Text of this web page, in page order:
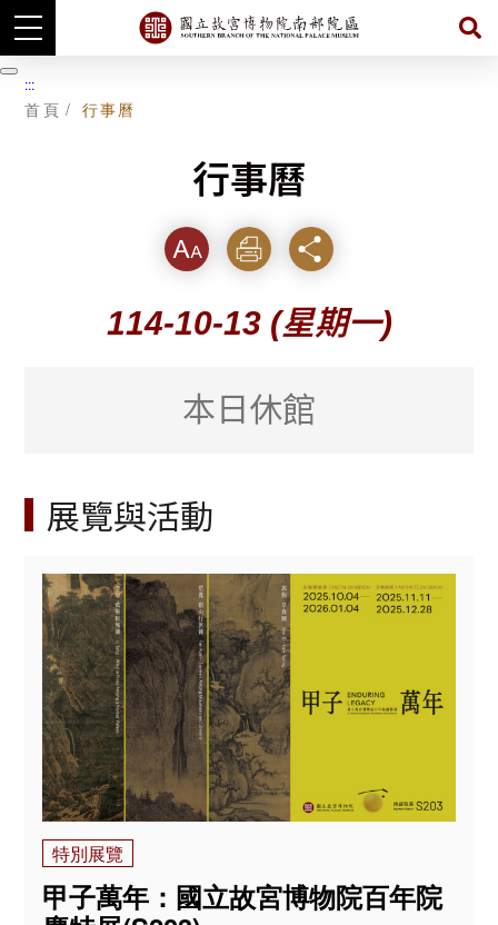
跳
到
暫
停
:::
首頁 行事曆
行事曆
字級 列印 分享
114-10-13 (星期一)
本日休館
展覽與活動
特別展覽
甲子萬年：國立故宮博物院百年院